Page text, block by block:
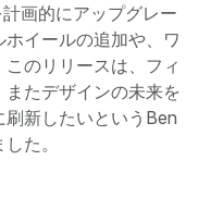
画的にアップグレー
イールの追加や、ワ
のリリースは、フィ
たデザインの未来を
新したいというBen
た。